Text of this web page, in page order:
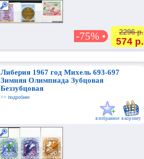
-75% • 2296 р.
574 р.
Либерия 1967 год Михель 693-697
Зимняя Олимпиада Зубцовая
Беззубцовая
>> подробнее
в избранное в корзину